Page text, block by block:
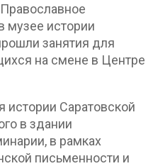
музее истории
занятия для
на смене в Центре
истории Саратовской
в здании
в рамках
письменности и